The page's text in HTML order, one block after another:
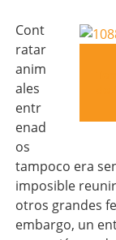
Cont
ratar
anim
ales
entr
enad
os
tampoco era
imposible
otros grandes
embargo, un